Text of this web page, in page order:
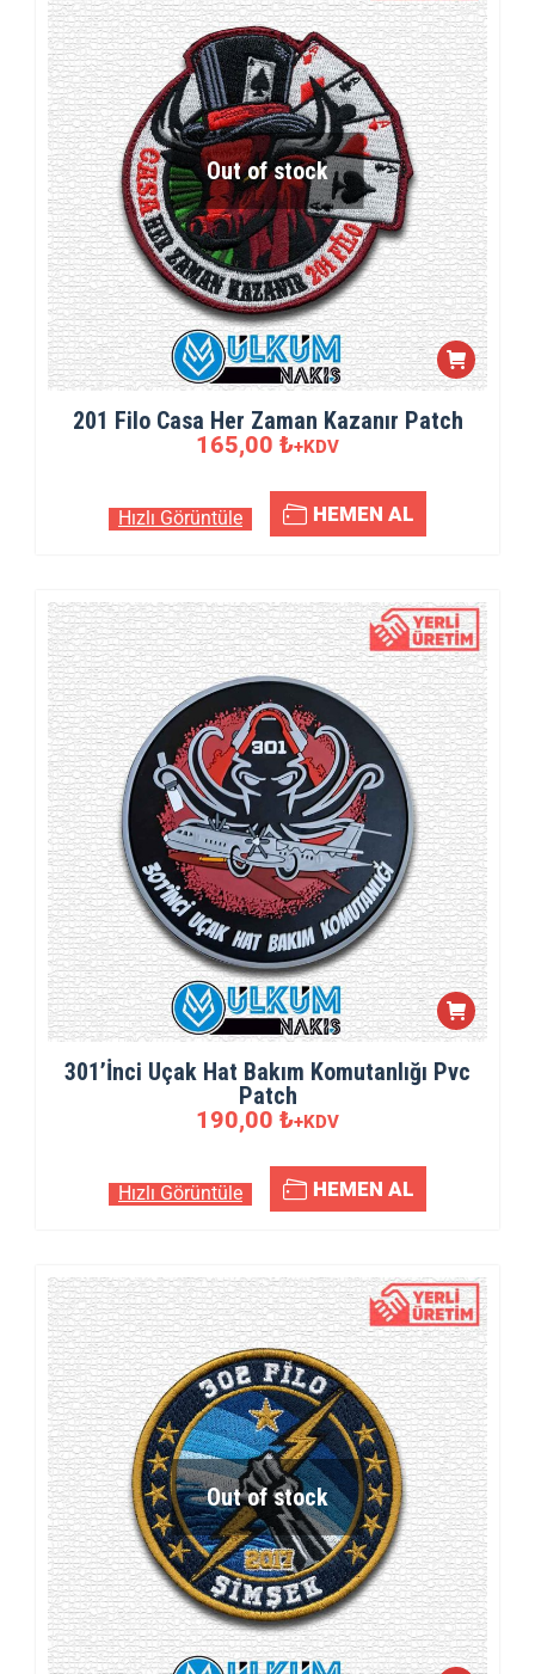
Out of stock
201 Filo Casa Her Zaman Kazanır Patch
165,00 ₺+KDV
Hızlı Görüntüle HEMEN AL
301’İnci Uçak Hat Bakım Komutanlığı Pvc
Patch
190,00 ₺+KDV
Hızlı Görüntüle HEMEN AL
Out of stock